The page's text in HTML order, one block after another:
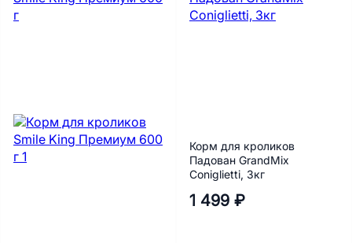
Корм для кроликов
Падован GrandMix
Coniglietti, 3кг
1 499 ₽